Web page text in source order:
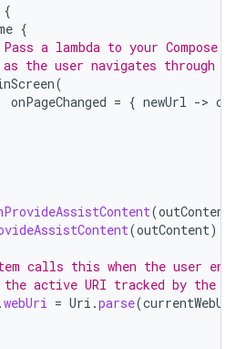
{
{
a lambda to your
the user navigates through
(
onPageChanged = { newUrl ->
(outContent
(outContent)
calls this when the user
active URI tracked by the
.webUri = Uri .parse(